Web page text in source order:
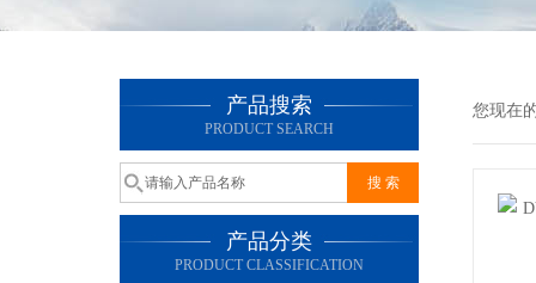
产品搜索
PRODUCT SEARCH
产品分类
PRODUCT CLASSIFICATION
您现在